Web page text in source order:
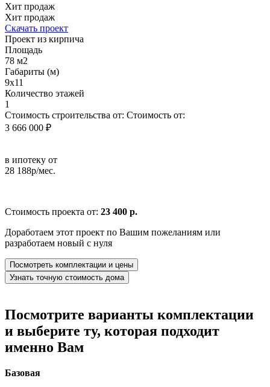
Хит продаж
Хит продаж
Скачать проект
Проект из кирпича
Площадь
78 м2
Габариты (м)
9x11
Количество этажей
1
Стоимость строительства от: Стоимость от:
3 666 000 ₽
в ипотеку от
28 188р/мес.
Стоимость проекта от: 23 400 р.
Доработаем этот проект по Вашим пожеланиям или
разработаем новый с нуля
Посмотреть комплектации и цены
Узнать точную стоимость дома
Посмотрите варианты комплектации
и выберите ту, которая подходит
именно Вам
Базовая